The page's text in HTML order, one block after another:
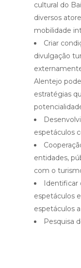
cultural do
diversos
mobilidade
Criar
divulgação
Alentejo
estratégias
espetáculos
entidades,
com o
Identificar
espetáculos
espetáculos
Pesquisa